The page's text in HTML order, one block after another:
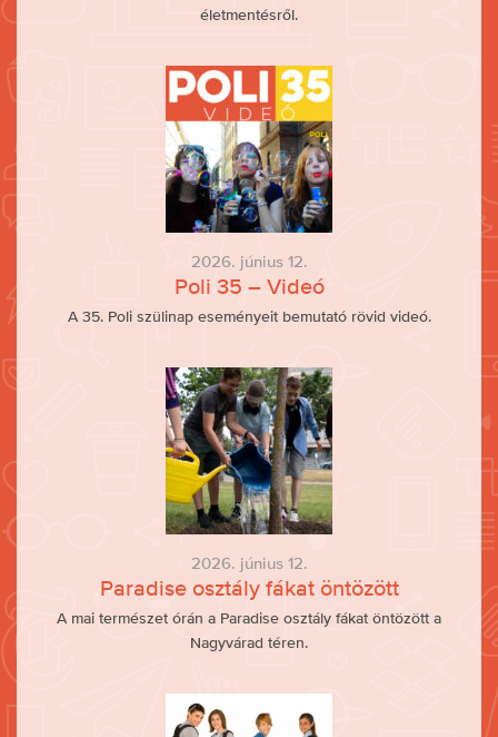
életmentésről.
2026. június 12.
Poli 35 – Videó
A 35. Poli szülinap eseményeit bemutató rövid videó.
2026. június 12.
Paradise osztály fákat öntözött
A mai természet órán a Paradise osztály fákat öntözött a
Nagyvárad téren.